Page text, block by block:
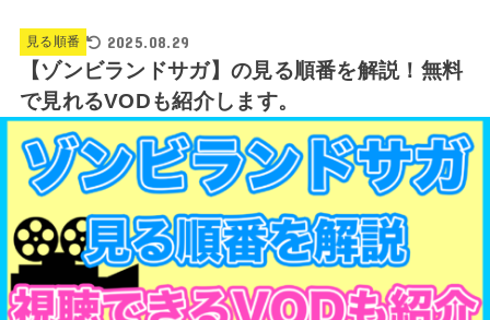
見る順番 2025.08.29
【ゾンビランドサガ】の見る順番を解説！無料
で見れるVODも紹介します。